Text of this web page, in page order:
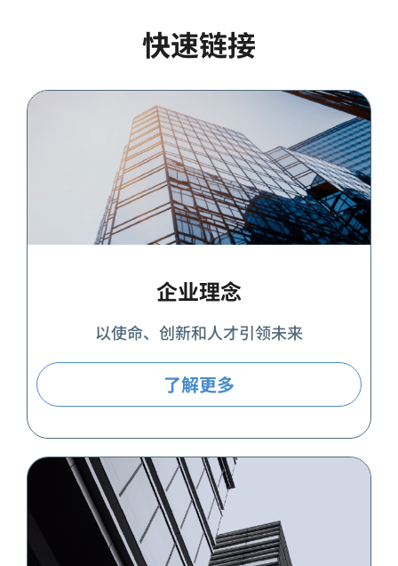
快速链接
企业理念
以使命、创新和人才引领未来
了解更多